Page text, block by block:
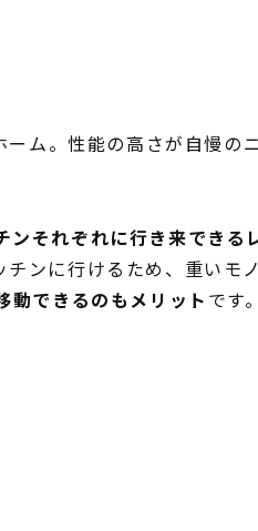
ム。性能の高さが自慢の
ンそれぞれに行き来できる
ンに行けるため、重いモ
動できるのもメリット です。